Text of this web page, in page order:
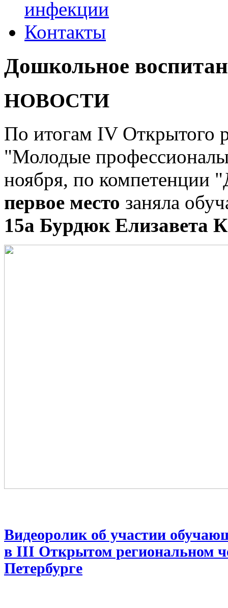
инфекции
Контакты
Дошкольное
НОВОСТИ
По итогам IV Открытого
"Молодые
ноября, по компетенции
первое место заняла
15а Бурдюк Елизавета
Видеоролик об участии
в III Открытом региональном
Петербурге